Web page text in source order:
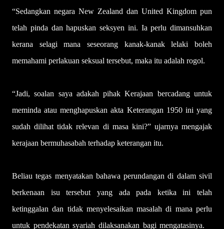
“Sedangkan negara New Zealand dan United Kingdom pun
telah pinda dan hapuskan seksyen ini. Ia perlu dimansuhkan
kerana selagi mana seseorang kanak-kanak lelaki boleh
memahami perlakuan seksual tersebut, maka itu adalah rogol.
“Jadi, soalan saya adakah pihak Kerajaan bercadang untuk
meminda atau menghapuskan akta Keterangan 1950 ini yang
sudah dilihat tidak relevan di masa kini?” ujarnya mengajak
kerajaan bermuhasabah terhadap keterangan itu.
Beliau tegas menyatakan bahawa perundangan di dalam sivil
berkenaan isu tersebut yang ada pada ketika ini telah
ketinggalan dan tidak menyelesaikan masalah di mana perlu
untuk pendekatan syariah dilaksanakan bagi mengatasinya.